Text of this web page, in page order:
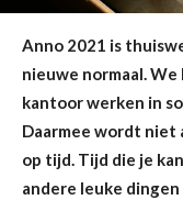
Anno 2021 is
nieuwe normaal.
kantoor werken in
Daarmee wordt niet
op tijd. Tijd die je
andere leuke